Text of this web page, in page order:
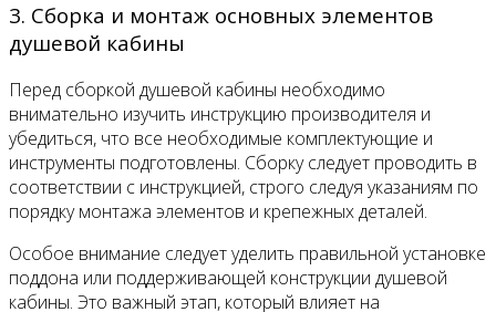
3. Сборка и монтаж основных элементов
душевой кабины
Перед сборкой душевой кабины необходимо
внимательно изучить инструкцию производителя и
убедиться, что все необходимые комплектующие и
инструменты подготовлены. Сборку следует проводить в
соответствии с инструкцией, строго следуя указаниям по
порядку монтажа элементов и крепежных деталей.
Особое внимание следует уделить правильной установке
поддона или поддерживающей конструкции душевой
кабины. Это важный этап, который влияет на